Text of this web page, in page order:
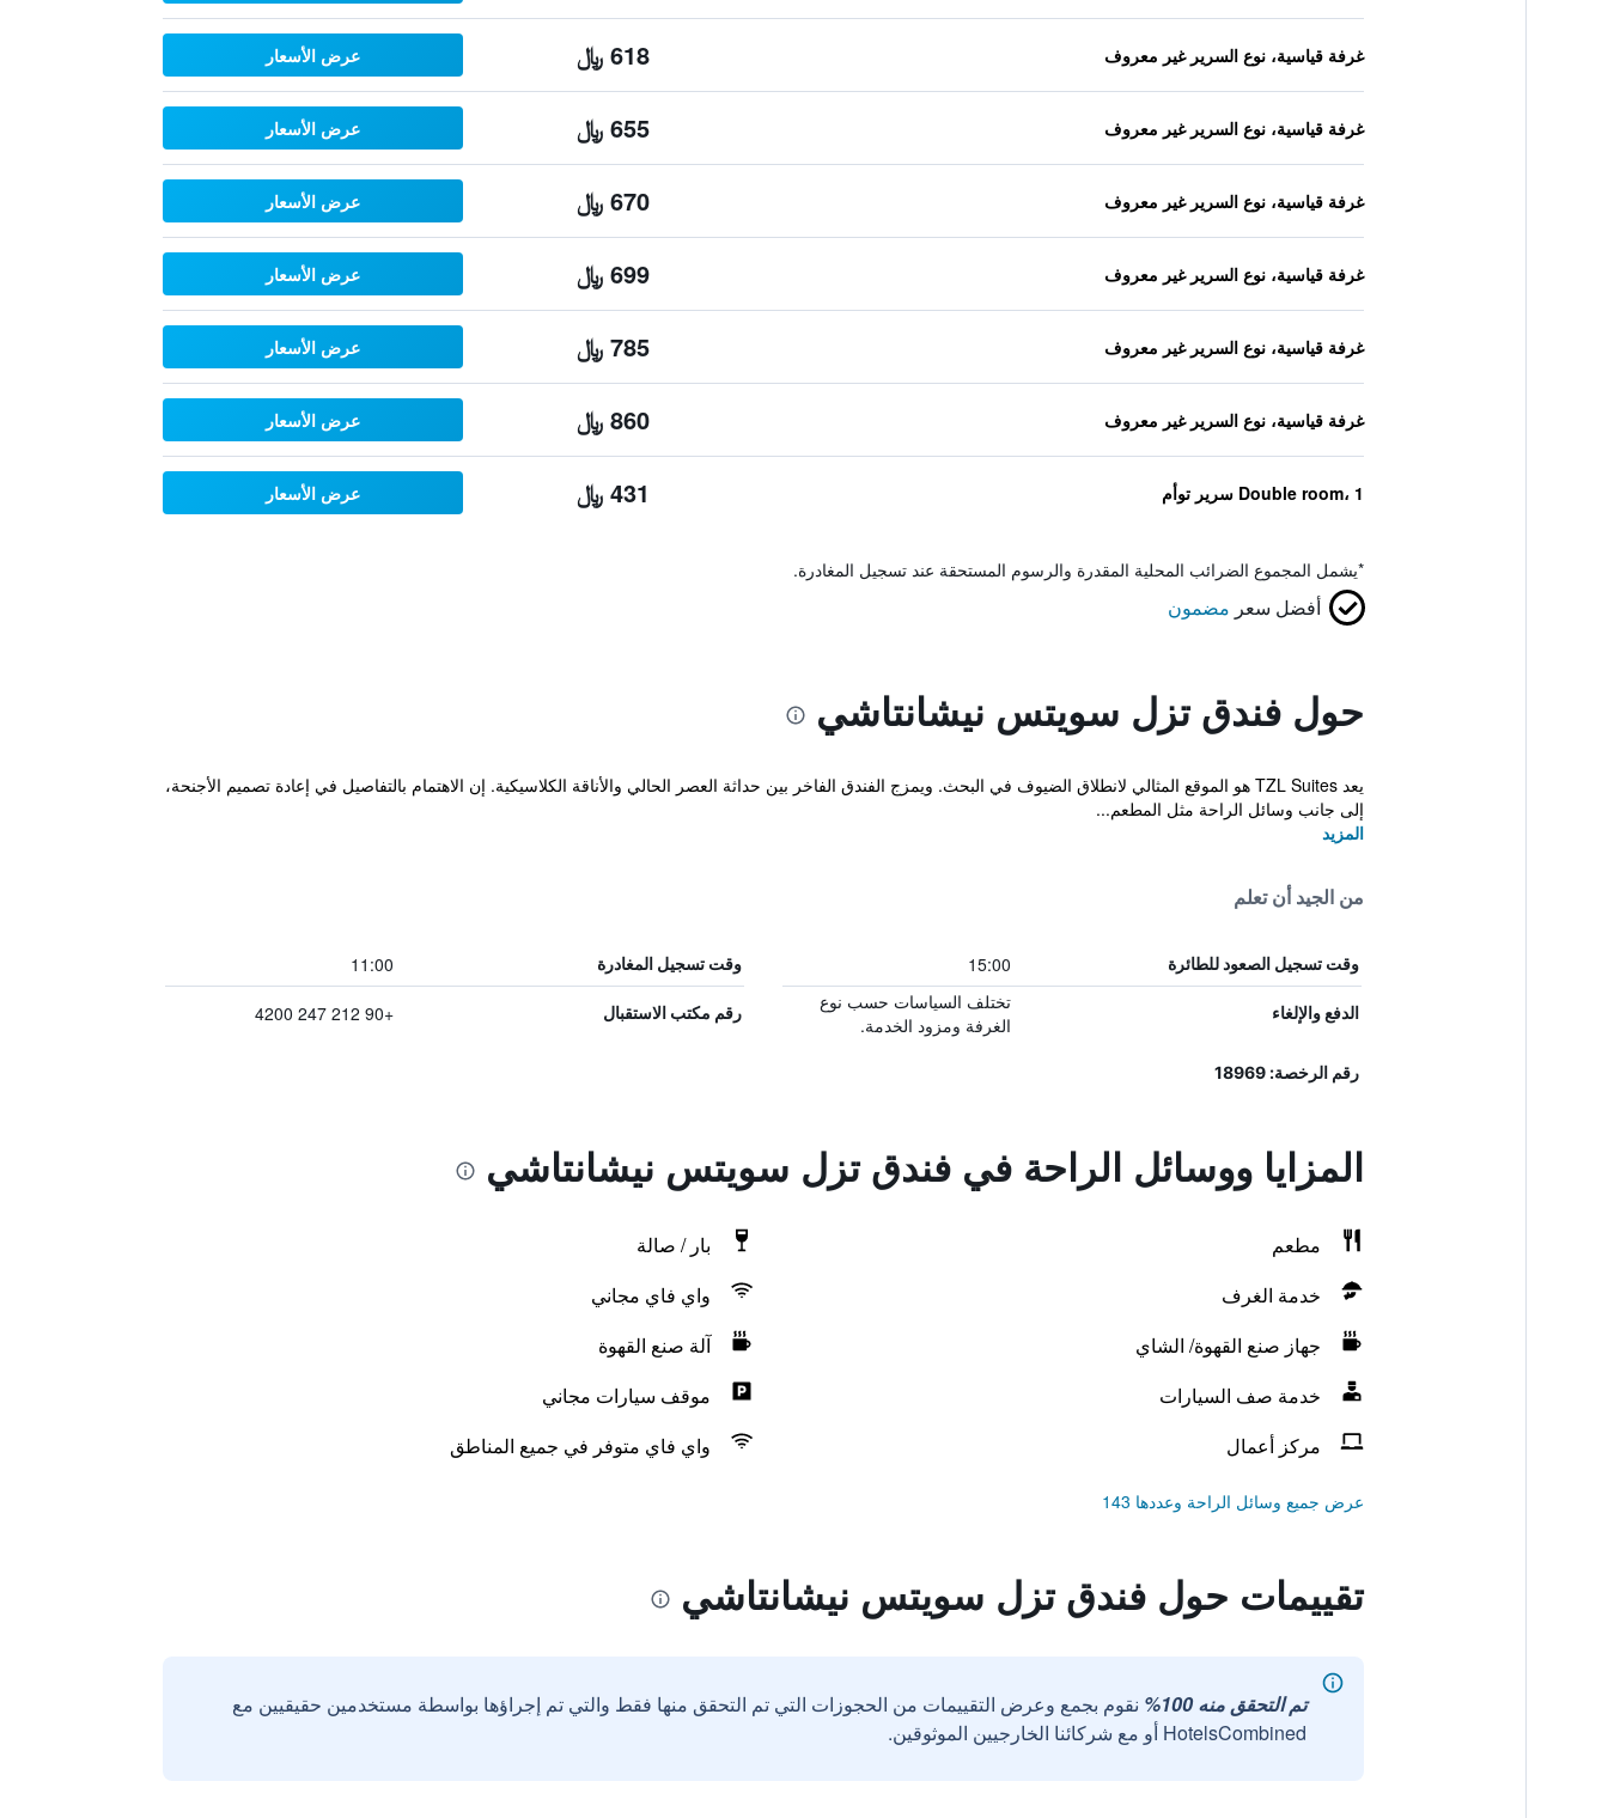
غرفة قياسية، نوع السرير غير معروف 618 ﷼ عرض الأسعار
غرفة قياسية، نوع السرير غير معروف 655 ﷼ عرض الأسعار
غرفة قياسية، نوع السرير غير معروف 670 ﷼ عرض الأسعار
غرفة قياسية، نوع السرير غير معروف 699 ﷼ عرض الأسعار
غرفة قياسية، نوع السرير غير معروف 785 ﷼ عرض الأسعار
غرفة قياسية، نوع السرير غير معروف 860 ﷼ عرض الأسعار
Double room، 1 سرير توأم 431 ﷼ عرض الأسعار
*يشمل المجموع الضرائب المحلية المقدرة والرسوم المستحقة عند تسجيل المغادرة.
أفضل سعر مضمون
حول فندق تزل سويتس نيشانتاشي
يعد TZL Suites هو الموقع المثالي لانطلاق الضيوف في البحث. ويمزج الفندق الفاخر بين حداثة العصر الحالي والأناقة الكلاسيكية. إن الاهتمام بالتفاصيل في إعادة تصميم الأجنحة،
إلى جانب وسائل الراحة مثل المطعم...
المزيد
من الجيد أن تعلم
وقت تسجيل الصعود للطائرة 15:00 وقت تسجيل المغادرة 11:00
الدفع والإلغاء
تختلف السياسات حسب نوع
الغرفة ومزود الخدمة.
رقم مكتب الاستقبال +90 212 247 4200
رقم الرخصة: 18969
المزايا ووسائل الراحة في فندق تزل سويتس نيشانتاشي
مطعم
بار / صالة
خدمة الغرف
واي فاي مجاني
جهاز صنع القهوة/ الشاي
آلة صنع القهوة
خدمة صف السيارات
موقف سيارات مجاني
مركز أعمال
واي فاي متوفر في جميع المناطق
عرض جميع وسائل الراحة وعددها 143
تقييمات حول فندق تزل سويتس نيشانتاشي
تم التحقق منه 100%
نقوم بجمع وعرض التقييمات من الحجوزات التي تم التحقق منها فقط والتي تم إجراؤها بواسطة مستخدمين حقيقيين مع
HotelsCombined أو مع شركائنا الخارجيين الموثوقين.